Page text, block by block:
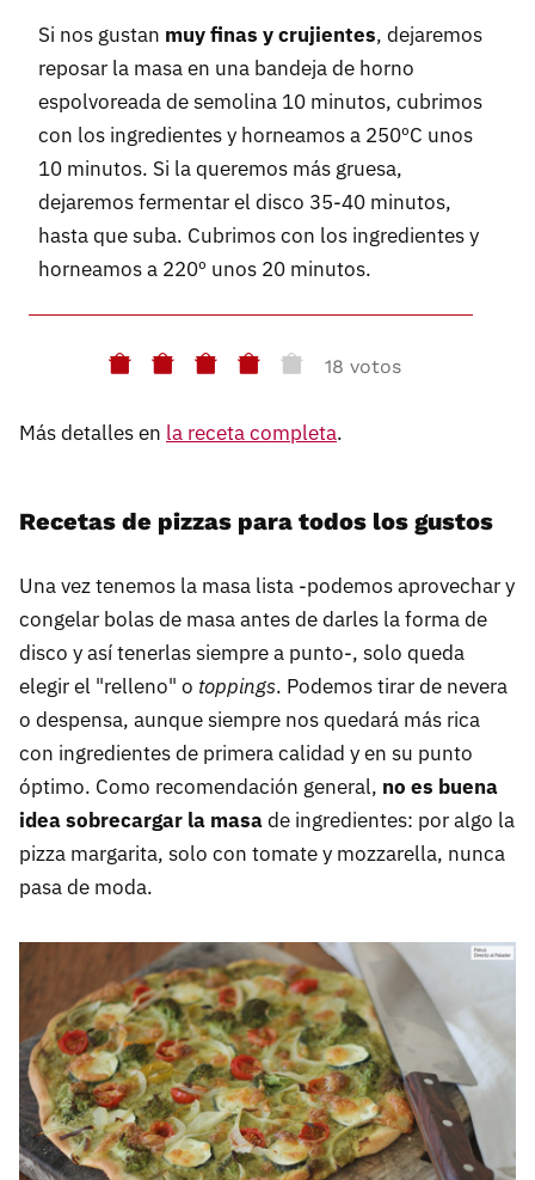
Si nos gustan muy finas y crujientes, dejaremos
reposar la masa en una bandeja de horno
espolvoreada de semolina 10 minutos, cubrimos
con los ingredientes y horneamos a 250ºC unos
10 minutos. Si la queremos más gruesa,
dejaremos fermentar el disco 35-40 minutos,
hasta que suba. Cubrimos con los ingredientes y
horneamos a 220º unos 20 minutos.
18 votos
Más detalles en la receta completa.
Recetas de pizzas para todos los gustos
Una vez tenemos la masa lista -podemos aprovechar y
congelar bolas de masa antes de darles la forma de
disco y así tenerlas siempre a punto-, solo queda
elegir el "relleno" o toppings. Podemos tirar de nevera
o despensa, aunque siempre nos quedará más rica
con ingredientes de primera calidad y en su punto
óptimo. Como recomendación general, no es buena
idea sobrecargar la masade ingredientes: por algo la
pizza margarita, solo con tomate y mozzarella, nunca
pasa de moda.